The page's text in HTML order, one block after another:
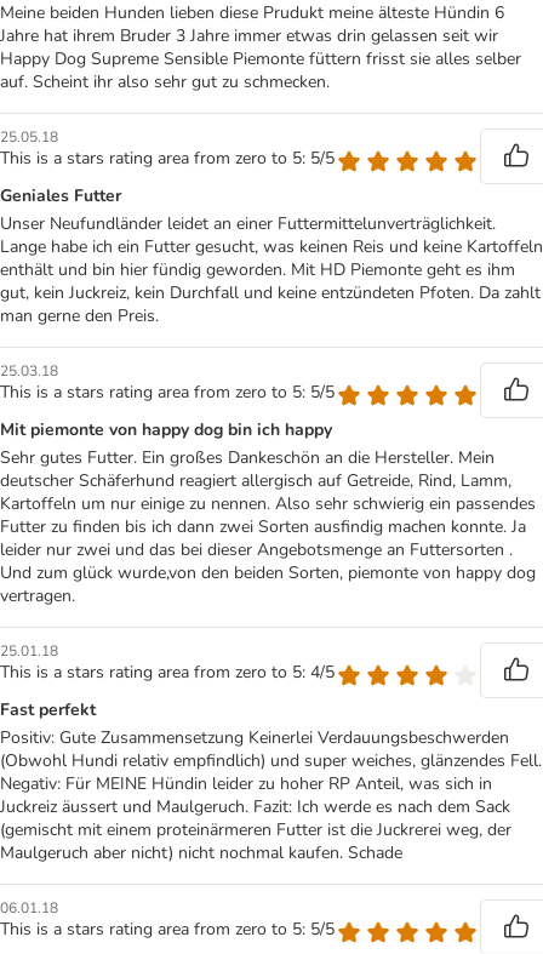
Meine beiden Hunden lieben diese Prudukt meine älteste Hündin 6
Jahre hat ihrem Bruder 3 Jahre immer etwas drin gelassen seit wir
Happy Dog Supreme Sensible Piemonte füttern frisst sie alles selber
auf. Scheint ihr also sehr gut zu schmecken.
25.05.18
This is a stars rating area from zero to 5: 5/5
Geniales Futter
Unser Neufundländer leidet an einer Futtermittelunverträglichkeit.
Lange habe ich ein Futter gesucht, was keinen Reis und keine Kartoffeln
enthält und bin hier fündig geworden. Mit HD Piemonte geht es ihm
gut, kein Juckreiz, kein Durchfall und keine entzündeten Pfoten. Da zahlt
man gerne den Preis.
25.03.18
This is a stars rating area from zero to 5: 5/5
Mit piemonte von happy dog bin ich happy
Sehr gutes Futter. Ein großes Dankeschön an die Hersteller. Mein
deutscher Schäferhund reagiert allergisch auf Getreide, Rind, Lamm,
Kartoffeln um nur einige zu nennen. Also sehr schwierig ein passendes
Futter zu finden bis ich dann zwei Sorten ausfindig machen konnte. Ja
leider nur zwei und das bei dieser Angebotsmenge an Futtersorten .
Und zum glück wurde,von den beiden Sorten, piemonte von happy dog
vertragen.
25.01.18
This is a stars rating area from zero to 5: 4/5
Fast perfekt
Positiv: Gute Zusammensetzung Keinerlei Verdauungsbeschwerden
(Obwohl Hundi relativ empfindlich) und super weiches, glänzendes Fell.
Negativ: Für MEINE Hündin leider zu hoher RP Anteil, was sich in
Juckreiz äussert und Maulgeruch. Fazit: Ich werde es nach dem Sack
(gemischt mit einem proteinärmeren Futter ist die Juckrerei weg, der
Maulgeruch aber nicht) nicht nochmal kaufen. Schade
06.01.18
This is a stars rating area from zero to 5: 5/5